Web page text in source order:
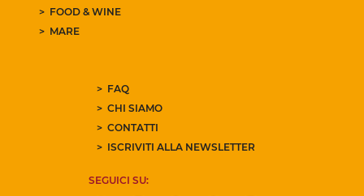
FOOD & WINE
MARE
FAQ
CHI SIAMO
CONTATTI
ISCRIVITI ALLA NEWSLETTER
SEGUICI SU: